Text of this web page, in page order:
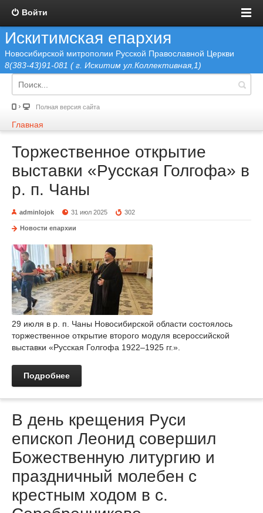
Войти
Искитимская епархия
Новосибирской митрополии Русской Православной Церкви
8(383-43)91-081 ( г. Искитим ул.Коллективная,1)
Полная версия сайта
Главная
Торжественное открытие
выставки «Русская Голгофа» в
р. п. Чаны
adminlojok 31 июл 2025 302
Новости епархии
29 июля в р. п. Чаны Новосибирской области состоялось
торжественное открытие второго модуля всероссийской
выставки «Русская Голгофа 1922–1925 гг.».
Подробнее
В день крещения Руси
епископ Леонид совершил
Божественную литургию и
праздничный молебен с
крестным ходом в с.